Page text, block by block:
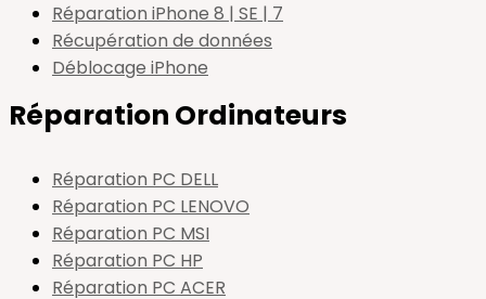
Réparation iPhone 8 | SE | 7
Récupération de données
Déblocage iPhone
Réparation Ordinateurs
Réparation PC DELL
Réparation PC LENOVO
Réparation PC MSI
Réparation PC HP
Réparation PC ACER